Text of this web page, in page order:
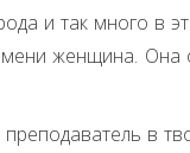
и так много в
женщина. Она
в